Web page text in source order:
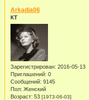
Arkadia06
КТ
Зарегистрирован: 2016-05-13
Приглашений: 0
Сообщений: 9145
Пол: Женский
Возраст: 53 [1973-06-03]